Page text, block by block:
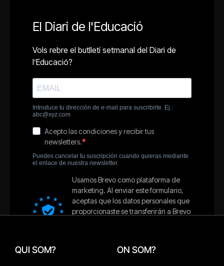
QUI SOM? ON SOM?